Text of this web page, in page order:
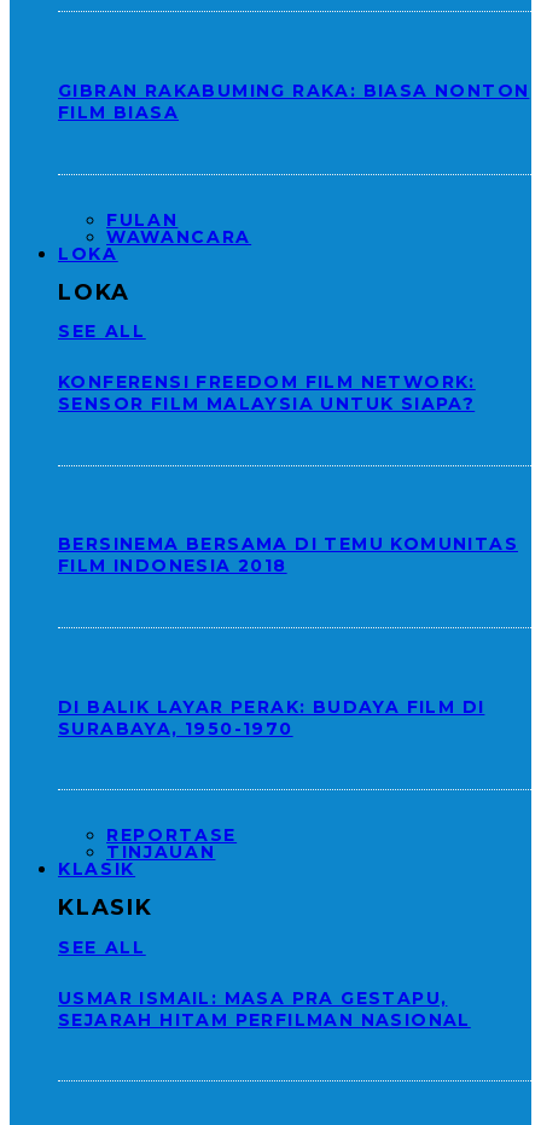
GIBRAN RAKABUMING RAKA: BIASA NONTON
FILM BIASA
FULAN
WAWANCARA
LOKA
LOKA
SEE ALL
KONFERENSI FREEDOM FILM NETWORK:
SENSOR FILM MALAYSIA UNTUK SIAPA?
BERSINEMA BERSAMA DI TEMU KOMUNITAS
FILM INDONESIA 2018
DI BALIK LAYAR PERAK: BUDAYA FILM DI
SURABAYA, 1950-1970
REPORTASE
TINJAUAN
KLASIK
KLASIK
SEE ALL
USMAR ISMAIL: MASA PRA GESTAPU,
SEJARAH HITAM PERFILMAN NASIONAL